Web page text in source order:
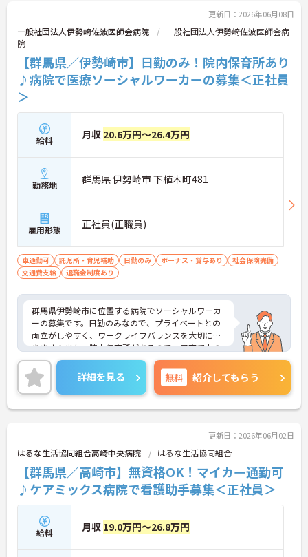
更新日：2026年06月08日
一般社団法人伊勢崎佐波医師会病院
一般社団法人伊勢崎佐波医師会病
院
【群馬県／伊勢崎市】日勤のみ！院内保育所あり
♪病院で医療ソーシャルワーカーの募集＜正社員
＞
給料 月収 20.6万円～26.4万円
勤務地 群馬県 伊勢崎市 下植木町481
雇用形態 正社員(正職員)
車通勤可 託児所・育児補助 日勤のみ ボーナス・賞与あり
社会保険完備
交通費支給
退職金制度あり
群馬県伊勢崎市に位置する病院でソーシャルワーカ
ーの募集です。日勤のみなので、プライベートとの
両立がしやすく、ワークライフバランスを大切にで
きます！また、院内保育所があるので、子育て中の
方も働きやすい環境です◎ご興味のある方はご面接
のポイントお伝えしますのでご気軽にお問い合わせ
ください。
詳細を見る 無料 紹介してもらう
更新日：2026年06月02日
はるな生活協同組合高崎中央病院 はるな生活協同組合
【群馬県／高崎市】無資格OK！マイカー通勤可
♪ケアミックス病院で看護助手募集＜正社員＞
給料 月収 19.0万円～26.8万円